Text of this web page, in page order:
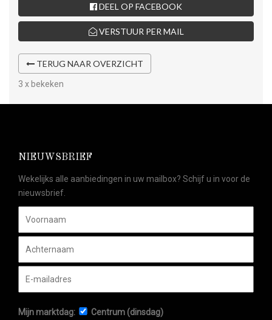
DEEL OP FACEBOOK
VERSTUUR PER MAIL
TERUG NAAR OVERZICHT
3 x bekeken
NIEUWSBRIEF
Wekelijks alle aanbiedingen in uw mailbox? Schijf u in voor de
nieuwsbrief.
Mijn marktdag:
Centrum (dinsdag)